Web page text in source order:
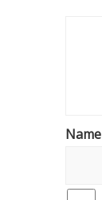
Name